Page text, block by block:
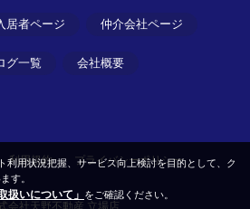
居者ページ 仲介会社ページ
グ一覧 会社概要
利用規約 プライバシーポリシー
会社天野不動産 立場店
利用状況把握、サービス向上検討を目的として、ク
す。
扱いについて」 をご確認ください。